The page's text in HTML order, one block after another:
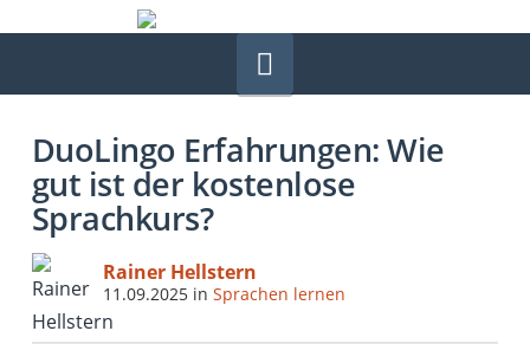
DuoLingo Erfahrungen: Wie
gut ist der kostenlose
Sprachkurs?
Rainer Hellstern
11.09.2025in Sprachen lernen